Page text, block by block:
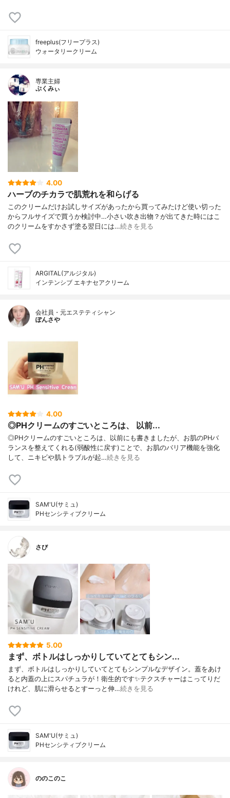
freeplus(フリープラス)
ウォータリークリーム
専業主婦
ぷくみぃ
4.00
ハーブのチカラで肌荒れを和らげる
このクリームだけお試しサイズがあったから買ってみたけど使い切った
からフルサイズで買うか検討中…小さい吹き出物？が出てきた時にはこ
のクリームをすかさず塗る翌日には…続きを見る
ARGITAL(アルジタル)
インテンシブ エキナセアクリーム
会社員・元エステティシャン
ぽんさや
4.00
◎PHクリームのすごいところは、 以前...
◎PHクリームのすごいところは、以前にも書きましたが、お肌のPHバ
ランスを整えてくれる(弱酸性に戻す)ことで、お肌のバリア機能を強化
して、ニキビや肌トラブルが起…続きを見る
SAM'U(サミュ)
PHセンシティブクリーム
さび
5.00
まず、ボトルはしっかりしていてとてもシン...
まず、ボトルはしっかりしていてとてもシンプルなデザイン。蓋をあけ
ると内蓋の上にスパチュラが！衛生的です✨テクスチャーはこってりだ
けれど、肌に滑らせるとすーっと伸…続きを見る
SAM'U(サミュ)
PHセンシティブクリーム
ののこのこ